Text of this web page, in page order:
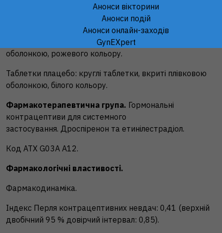
Анонси вікторини
Анонси подій
Анонси онлайн-заходів
GynEXpert
Основні фізико-хімічні властивості:
Активні таблетки: круглі таблетки, вкриті плівковою
оболонкою, рожевого кольору.
Таблетки плацебо: круглі таблетки, вкриті плівковою
оболонкою, білого кольору.
Фармакотерапевтична група. Гормональні
контрацептиви для системного
застосування. Дроспіренон та етинілестрадіол.
Код АТХ G03А A12.
Фармакологічні властивості.
Фармакодинаміка.
Індекс Перля контрацептивних невдач: 0,41 (верхній
двобічний 95 % довірчий інтервал: 0,85).